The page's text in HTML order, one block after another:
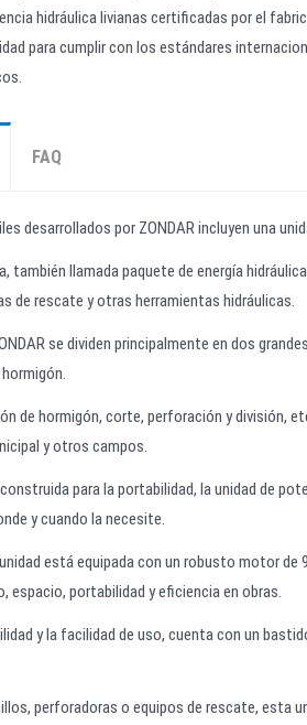
hidráulica livianas certificadas por el
para cumplir con los estándares
FAQ
desarrollados por ZONDAR incluyen una
también llamada paquete de energía
de rescate y otras herramientas hidráulicas.
se dividen principalmente en dos
de hormigón, corte, perforación y división,
y otros campos.
para la portabilidad, la unidad de
y cuando la necesite.
está equipada con un robusto motor de
espacio, portabilidad y eficiencia en obras.
y la facilidad de uso, cuenta con un
perforadoras o equipos de rescate, esta